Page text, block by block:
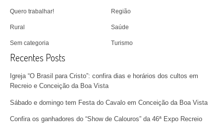
Quero trabalhar! Região
Rural Saúde
Sem categoria Turismo
Recentes Posts
Igreja “O Brasil para Cristo”: confira dias e horários dos cultos em
Recreio e Conceição da Boa Vista
Sábado e domingo tem Festa do Cavalo em Conceição da Boa Vista
Confira os ganhadores do “Show de Calouros” da 46ª Expo Recreio